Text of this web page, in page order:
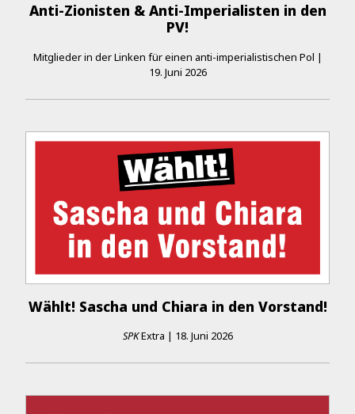
Anti-Zionisten & Anti-Imperialisten in den
PV!
Mitglieder in der Linken für einen anti-imperialistischen Pol |
19. Juni 2026
Wählt! Sascha und Chiara in den Vorstand!
SPKExtra | 18. Juni 2026